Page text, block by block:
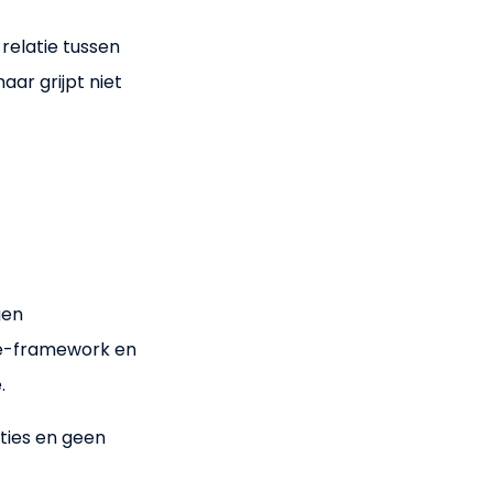
relatie tussen
grijpt niet
framework en
en geen